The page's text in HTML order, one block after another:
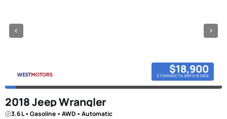
$18,900
стоимость авто в оаэ
2018 Jeep Wrangler
3.6 L • Gasoline • AWD • Automatic